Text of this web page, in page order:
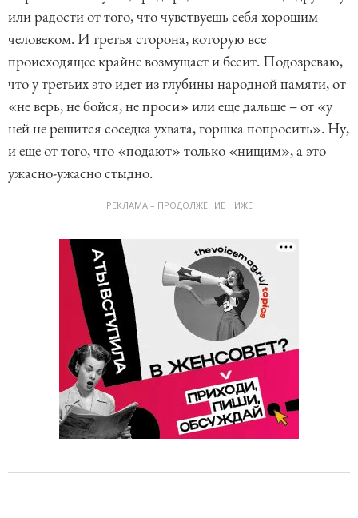
или радости от того, что чувствуешь себя хорошим
человеком. И третья сторона, которую все
происходящее крайне возмущает и бесит. Подозреваю,
что у третьих это идет из глубины народной памяти, от
«не верь, не бойся, не проси» или еще дальше – от «у
ней не решится соседка ухвата, горшка попросить». Ну,
и еще от того, что «подают» только «нищим», а это
ужасно-ужасно стыдно.
РЕКЛАМА – ПРОДОЛЖЕНИЕ НИЖЕ